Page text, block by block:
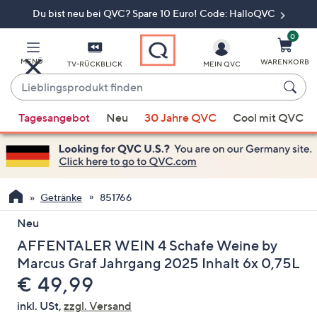
Du bist neu bei QVC? Spare 10 Euro! Code: HalloQVC
MENÜ TV-RÜCKBLICK
Lieblingsprodukt
finden
Vorschläge
verfügbar
sind,
verwenden
Sie
die
Pfeiltasten
nach
oben
und
nach
unten
MEIN QVC
0
WARENKORB
Tagesangebot Neu 30 Jahre QVC Cool mit QVC
Getränke 851766
Neu
AFFENTALER WEIN 4 Schafe Weine by
Marcus Graf Jahrgang 2025 Inhalt 6x 0,75L
Gelöscht
€ 49,99
inkl. USt, zzgl. Versand